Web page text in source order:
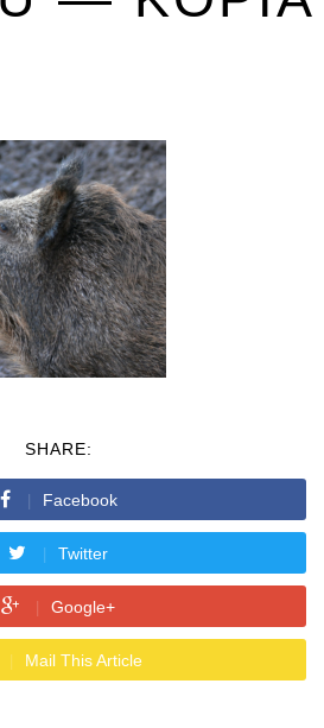
SHARE:
Facebook
Twitter
Google+
Mail This Article